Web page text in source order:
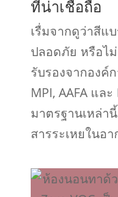
ที่น่าเชื่อถือ
เรื่มจากดูว่าสีแ
ปลอดภัย หรือไ
รับรองจากองค์
MPI, AAFA แล
มาตรฐานเหล่า
สารระเหยในอ